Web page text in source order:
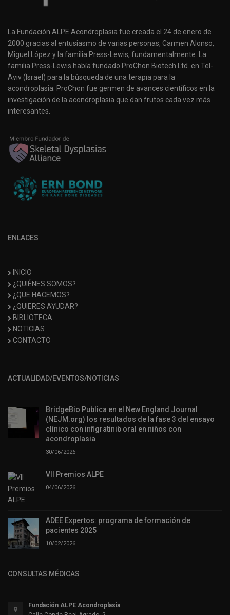
La Fundación ALPE Acondroplasia fue creada el 24 de enero de
2000 gracias al entusiasmo de varias personas, Carmen Alonso,
Miguel López y la familia Press-Lewis, fundamentalmente. La
familia Press-Lewis había fundado ProChon Biotech Ltd. en Tel-
Aviv (Israel) para la búsqueda de una terapia para la
acondroplasia. ProChon fue germen de avances científicos en la
investigación de la acondroplasia que dan frutos cada vez más
interesantes.
ENLACES
INICIO
¿QUIÉNES SOMOS?
¿QUE HACEMOS?
¿QUIERES AYUDAR?
BIBLIOTECA
NOTICIAS
CONTACTO
ACTUALIDAD/EVENTOS/NOTICIAS
BridgeBio Publica en el New England Journal
(NEJM.org) los resultados de la fase 3 del ensayo
clínico con infigratinib oral en niños con
acondroplasia
30/06/2026
VII Premios ALPE
04/06/2026
ADEE Expertos: programa de formación de
pacientes 2025
10/02/2026
CONSULTAS MÉDICAS
Fundación ALPE Acondroplasia